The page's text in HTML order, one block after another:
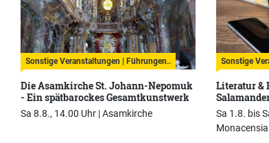
Sonstige Veranstaltungen | Führungen..
Die Asamkirche St. Johann-Nepomuk
- Ein spätbarockes Gesamtkunstwerk
Sa 8.8., 14.00 Uhr |Asamkirche
Sonstige
Literatur &
Sa 1.8. bis